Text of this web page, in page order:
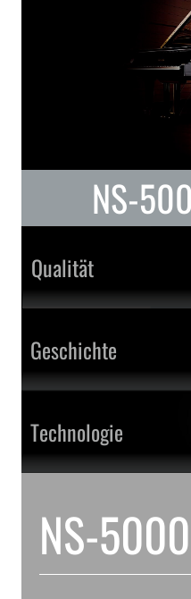
NS-
Qualität
Geschichte
Technologie
NS-5000